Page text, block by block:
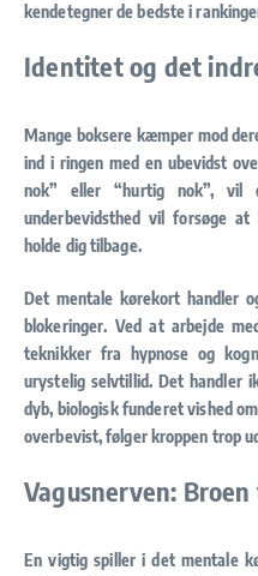
kendetegner de bedste i
Identitet og det
Mange boksere kæmper mod
ind i ringen med en ubevidst
nok” eller “hurtig nok”, vil
underbevidsthed vil forsøge
holde dig tilbage.
Det mentale kørekort handler
blokeringer. Ved at arbejde
teknikker fra hypnose og
urystelig selvtillid. Det handler
dyb, biologisk funderet vished
overbevist, følger kroppen trop
Vagusnerven:
En vigtig spiller i det mentale